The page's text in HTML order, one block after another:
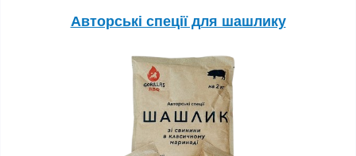
Авторські спеції для шашлику